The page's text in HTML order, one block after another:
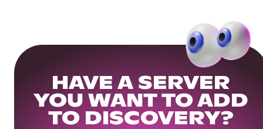
HAVE A SERVER
YOU WANT TO ADD
TO DISCOVERY?